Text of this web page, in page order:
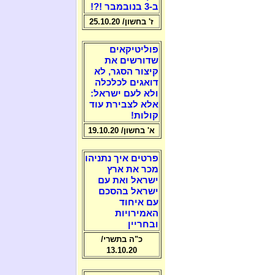
ב-3 בנובמבר !?!
ז' בחשון/ 25.10.20
פוליטיקאים
שדורשים את
קיצור הסגר, לא
דואגים לכלכלה
ולא לעם ישראל:
אלא לצבירת עוד
קולות!
א' בחשון/ 19.10.20
פרטים איך נתניהו
מכר את ארץ
ישראל ואת עם
ישראל בהסכם
עם איחוד
האמירויות
ובחריין
כ"ה בתשרי/
13.10.20